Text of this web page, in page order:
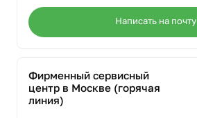
Написать на почту
Фирменный сервисный
центр в Москве (горячая
линия)